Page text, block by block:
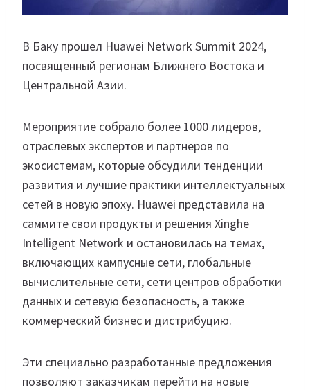
В Баку прошел Huawei Network Summit 2024,
посвященный регионам Ближнего Востока и
Центральной Азии.
Мероприятие собрало более 1000 лидеров,
отраслевых экспертов и партнеров по
экосистемам, которые обсудили тенденции
развития и лучшие практики интеллектуальных
сетей в новую эпоху. Huawei представила на
саммите свои продукты и решения Xinghe
Intelligent Network и остановилась на темах,
включающих кампусные сети, глобальные
вычислительные сети, сети центров обработки
данных и сетевую безопасность, а также
коммерческий бизнес и дистрибуцию.
Эти специально разработанные предложения
позволяют заказчикам перейти на новые